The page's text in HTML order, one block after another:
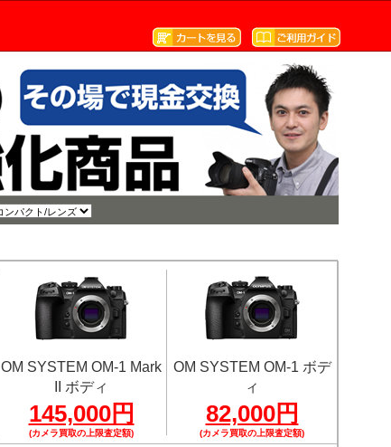
OM SYSTEM OM-1 Mark
II ボディ
145,000円
(カメラ買取の上限査定額)
OM SYSTEM OM-1 ボデ
ィ
82,000円
(カメラ買取の上限査定額)